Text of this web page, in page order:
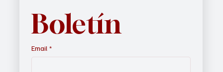
Boletín
Email *